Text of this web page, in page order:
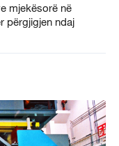
mjekësorë në
përgjigjen ndaj